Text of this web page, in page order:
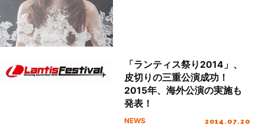
「ランティス祭り2014」、
皮切りの三重公演成功！
2015年、海外公演の実施も
発表！
NEWS 2014.07.20